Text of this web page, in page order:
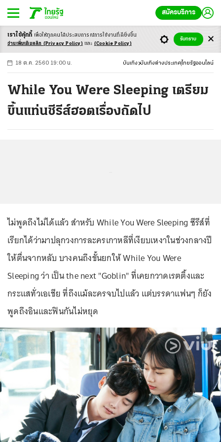
สมัครบริการ
-ก ก ก+
18 ต.ค. 2560 19:00 น. บันเทิง บันเทิงต่างประเทศ ไทยรัฐออนไลน์
While You Were Sleeping เตรียม
ขึ้นแท่นซีรีส์ฮอตเรื่องถัดไป
ไม่พูดถึงไม่ได้แล้ว สำหรับ While You Were Sleeping ซีรีส์ที่
เรียกได้ว่ามาปลุกวงการละครเกาหลีที่เงียบเหงาในช่วงกลางปี
ให้ตื่นจากหลับ บางคนถึงขั้นยกให้ While You Were
Sleeping ว่า เป็น the next "Goblin" ที่เคยกวาดเรตติ้งและ
กระแสทั่วเอเชีย ที่ถึงแม้ละครจบไปแล้ว แต่บรรดาแฟนๆ ก็ยัง
พูดถึงอินและฟินกันไม่หยุด
เราใช้คุ้กกี้ เพื่อให้ทุกคนได้ประสบการณ์การใช้งานที่ดียิ่งขึ้น
อ่านเพิ่มเติมคลิก (Privacy Policy) และ (Cookie Policy)
รับทราบ